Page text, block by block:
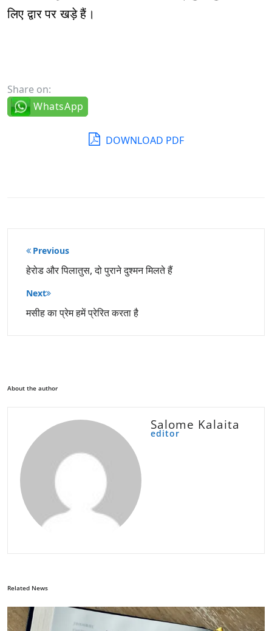
लिए द्वार पर खड़े हैं।
Share on:
WhatsApp
DOWNLOAD PDF
पोस्ट
नेविगेशन
Previous
हेरोड और पिलातुस, दो पुराने दुश्मन मिलते हैं
Next
मसीह का प्रेम हमें प्रेरित करता है
About the author
Salome Kalaita
editor
Related News